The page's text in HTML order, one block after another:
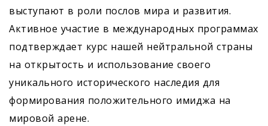
выступают в роли послов мира и развития.
Активное участие в международных программах
подтверждает курс нашей нейтральной страны
на открытость и использование своего
уникального исторического наследия для
формирования положительного имиджа на
мировой арене.